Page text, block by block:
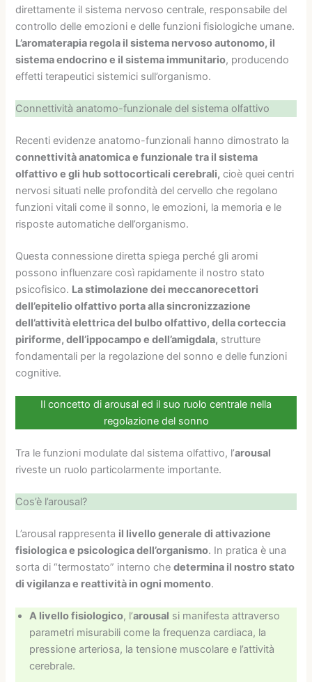
direttamente il sistema nervoso centrale, responsabile del
controllo delle emozioni e delle funzioni fisiologiche umane.
L’aromaterapia regola il sistema nervoso autonomo, il
sistema endocrino e il sistema immunitario, producendo
effetti terapeutici sistemici sull’organismo.
Connettività anatomo-funzionale del sistema olfattivo
Recenti evidenze anatomo-funzionali hanno dimostrato la
connettività anatomica e funzionale tra il sistema
olfattivo e gli hub sottocorticali cerebrali, cioè quei centri
nervosi situati nelle profondità del cervello che regolano
funzioni vitali come il sonno, le emozioni, la memoria e le
risposte automatiche dell’organismo.
Questa connessione diretta spiega perché gli aromi
possono influenzare così rapidamente il nostro stato
psicofisico. La stimolazione dei meccanorecettori
dell’epitelio olfattivo porta alla sincronizzazione
dell’attività elettrica del bulbo olfattivo, della corteccia
piriforme, dell’ippocampo e dell’amigdala, strutture
fondamentali per la regolazione del sonno e delle funzioni
cognitive.
Il concetto di arousal ed il suo ruolo centrale nella
regolazione del sonno
Tra le funzioni modulate dal sistema olfattivo, l’arousal
riveste un ruolo particolarmente importante.
Cos’è l’arousal?
L’arousal rappresenta il livello generale di attivazione
fisiologica e psicologica dell’organismo. In pratica è una
sorta di “termostato” interno chedetermina il nostro stato
di vigilanza e reattività in ogni momento.
A livello fisiologico, l’arousal si manifesta attraverso
parametri misurabili come la frequenza cardiaca, la
pressione arteriosa, la tensione muscolare e l’attività
cerebrale.